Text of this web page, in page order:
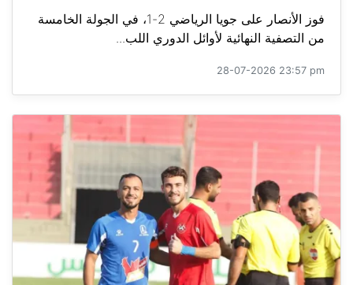
فوز الأنصار على جويا الرياضي 2-1، في الجولة الخامسة
من التصفية النهائية لأوائل الدوري اللب...
28-07-2026 23:57 pm